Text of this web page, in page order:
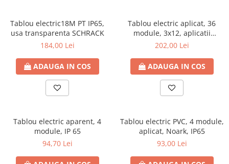
Tablou electric18M PT IP65,
usa transparenta SCHRACK
184,00 Lei
ADAUGA IN COS
Tablou electric aplicat, 36
module, 3x12, aplicatii
fotovoltaice, Schrack, IP65
202,00 Lei
ADAUGA IN COS
Tablou electric aparent, 4
module, IP 65
94,70 Lei
Tablou electric PVC, 4 module,
aplicat, Noark, IP65
93,00 Lei